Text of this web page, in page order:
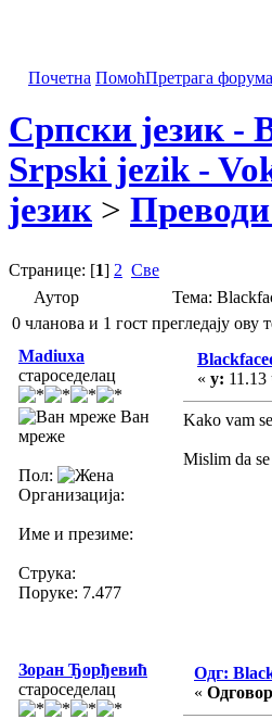
Почетна ПомоћПретрага форума
Српски језик -
Srpski jezik -
језик >
Странице: [1] 2 Све
Аутор
Тема:
0 чланова и 1 гост прегледају ову
Madiuxa
староседелац
Ван
мреже
Пол:
Организација:
Име и презиме:
Струка:
Поруке: 7.477
« у: 11.13
Kako vam
Mislim da
Зоран Ђорђевић
староседелац
Одг:
«